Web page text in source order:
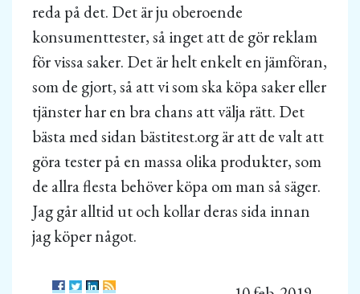
reda på det. Det är ju oberoende
konsumenttester, så inget att de gör reklam
för vissa saker. Det är helt enkelt en jämföran,
som de gjort, så att vi som ska köpa saker eller
tjänster har en bra chans att välja rätt. Det
bästa med sidan bästitest.org är att de valt att
göra tester på en massa olika produkter, som
de allra flesta behöver köpa om man så säger.
Jag går alltid ut och kollar deras sida innan
jag köper något.